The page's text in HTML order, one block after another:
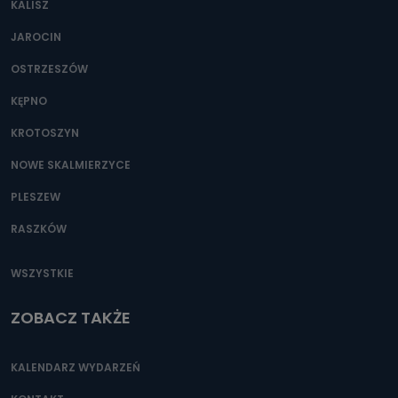
KALISZ
JAROCIN
OSTRZESZÓW
KĘPNO
KROTOSZYN
NOWE SKALMIERZYCE
PLESZEW
RASZKÓW
WSZYSTKIE
ZOBACZ TAKŻE
KALENDARZ WYDARZEŃ